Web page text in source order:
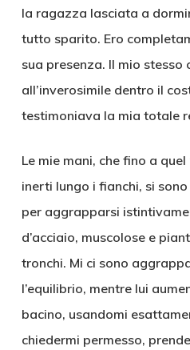
la ragazza lasciata a
tutto sparito. Ero
sua presenza. Il mio
all’inverosimile dentro il
testimoniava la mia totale
Le mie mani, che fino a
inerti lungo i fianchi, si
per aggrapparsi
d’acciaio, muscolose e
tronchi. Mi ci sono
l’equilibrio, mentre lui
bacino, usandomi
chiedermi permesso,